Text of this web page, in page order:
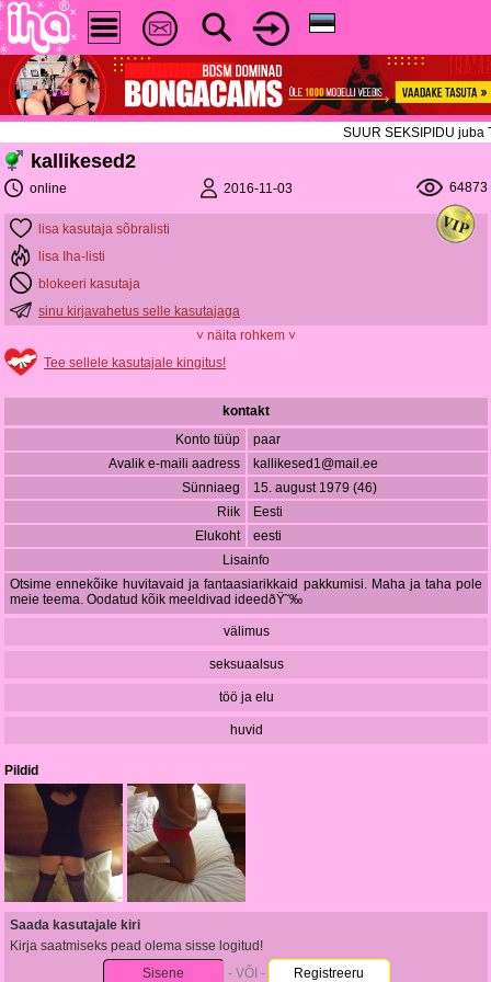
SUUR SEKSIPIDU juba
kallikesed2
online 2016-11-03 64873
lisa kasutaja sõbralisti
lisa Iha-listi
blokeeri kasutaja
sinu kirjavahetus selle kasutajaga
˅ näita rohkem ˅
Tee sellele kasutajale kingitus!
kontakt
Konto tüüp
paar
Avalik e-maili aadress
kallikesed1@mail.ee
Sünniaeg
15. august 1979 (46)
Riik
Eesti
Elukoht
eesti
Lisainfo
Otsime ennekõike huvitavaid ja fantaasiarikkaid pakkumisi. Maha ja taha pole
meie teema. Oodatud kõik meeldivad ideedðŸ˜‰
välimus
seksuaalsus
töö ja elu
huvid
Pildid
Saada kasutajale kiri
Kirja saatmiseks pead olema sisse logitud!
Sisene
- VÕI - Registreeru